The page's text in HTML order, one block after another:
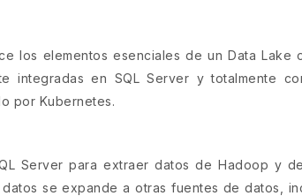
los elementos esenciales de un Data Lake
integradas en SQL Server y totalmente
por Kubernetes.
Server para extraer datos de Hadoop y
se expande a otras fuentes de datos,